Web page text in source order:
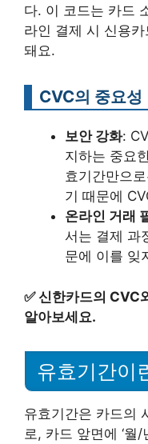
다. 이 코드는 카드
라인 결제 시 신용
돼요.
CVC의 중요성
보안 강화:
지하는 중요
효기간만으
기 때문에
온라인 거래
서는 결제 과
문에 이를 잊
✅신한카드의 CVC
알아보세요.
유효기간이
유효기간은 카드의
로, 카드 앞면에 ‘월